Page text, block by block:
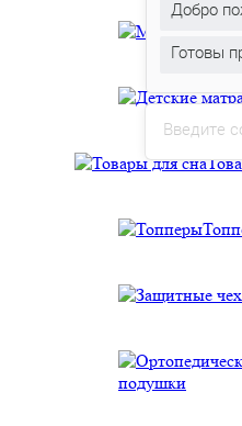
подушки
Введите
Добро
Готовы